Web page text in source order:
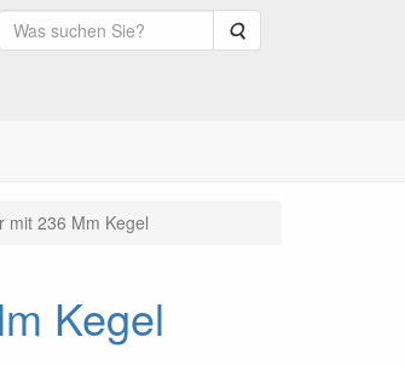
Suche
mit 236 Mm Kegel
Kegel